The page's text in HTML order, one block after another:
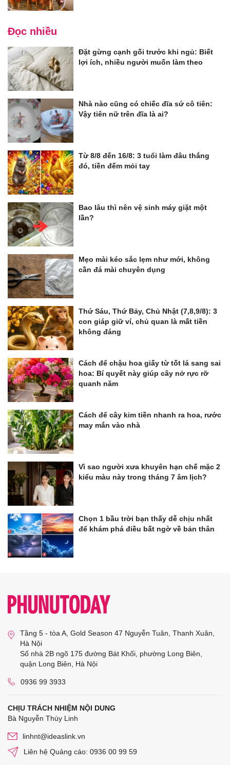
Đọc nhiều
Đặt gừng cạnh gối trước khi ngủ: Biết
lợi ích, nhiều người muốn làm theo
Nhà nào cũng có chiếc đĩa sứ cô tiên:
Vậy tiên nữ trên đĩa là ai?
Từ 8/8 đến 16/8: 3 tuổi làm đâu thắng
đó, tiền đếm mỏi tay
Bao lâu thì nên vệ sinh máy giặt một
lần?
Mẹo mài kéo sắc lẹm như mới, không
cần đá mài chuyên dụng
Thứ Sáu, Thứ Bảy, Chủ Nhật (7,8,9/8): 3
con giáp giữ ví, chủ quan là mất tiền
không đáng
Cách để chậu hoa giấy từ tốt lá sang sai
hoa: Bí quyết này giúp cây nở rực rỡ
quanh năm
Cách để cây kim tiền nhanh ra hoa, rước
may mắn vào nhà
Vì sao người xưa khuyên hạn chế mặc 2
kiểu màu này trong tháng 7 âm lịch?
Chọn 1 bầu trời bạn thấy dễ chịu nhất
để khám phá điều bất ngờ về bản thân
Tầng 5 - tòa A, Gold Season 47 Nguyễn Tuân, Thanh Xuân,
Hà Nội
Số nhà 2B ngõ 175 đường Bát Khối, phường Long Biên,
quận Long Biên, Hà Nội
0936 99 3933
CHỊU TRÁCH NHIỆM NỘI DUNG
Bà Nguyễn Thùy Linh
linhnt@ideaslink.vn
Liên hệ Quảng cáo: 0936 00 99 59